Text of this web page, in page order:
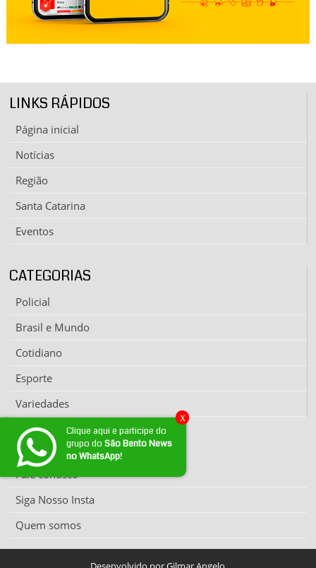
LINKS RÁPIDOS
Página inicial
Notícias
Região
Santa Catarina
Eventos
CATEGORIAS
Policial
Brasil e Mundo
Cotidiano
Esporte
Variedades
EXPEDIENTE
Fale conosco
Siga Nosso Insta
Quem somos
Clique aqui e participe do
grupo do São Bento News
no WhatsApp!
x